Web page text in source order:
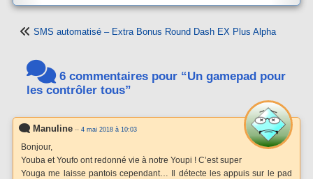
SMS automatisé – Extra Bonus Round Dash EX Plus Alpha
6 commentaires pour “Un gamepad pour
les contrôler tous”
Manuline -- 4 mai 2018 à 10:03
Bonjour,
Youba et Youfo ont redonné vie à notre Youpi ! C’est super
Youga me laisse pantois cependant… Il détecte les appuis sur le pad